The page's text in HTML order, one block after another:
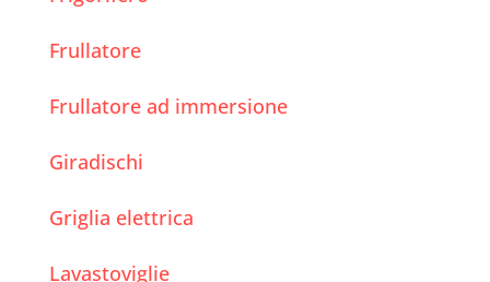
Frullatore
Frullatore ad immersione
Giradischi
Griglia elettrica
Lavastoviglie